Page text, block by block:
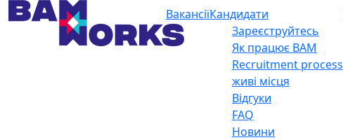
ВакансіїКандидати
Зареєструйтесь
Як працює BAM
Recruitment process
живі місця
Відгуки
FAQ
Новини